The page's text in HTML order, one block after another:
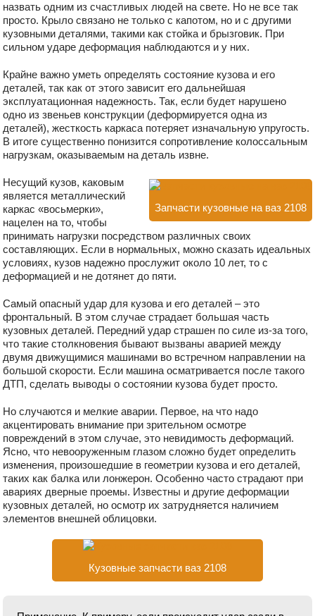
назвать одним из счастливых людей на свете. Но не все так
просто. Крыло связано не только с капотом, но и с другими
кузовными деталями, такими как стойка и брызговик. При
сильном ударе деформация наблюдаются и у них.
Крайне важно уметь определять состояние кузова и его
деталей, так как от этого зависит его дальнейшая
эксплуатационная надежность. Так, если будет нарушено
одно из звеньев конструкции (деформируется одна из
деталей), жесткость каркаса потеряет изначальную упругость.
В итоге существенно понизится сопротивление колоссальным
нагрузкам, оказываемым на деталь извне.
Запчасти кузовные на ваз 2108
Несущий кузов, каковым
является металлический
каркас «восьмерки»,
нацелен на то, чтобы
принимать нагрузки посредством различных своих
составляющих. Если в нормальных, можно сказать идеальных
условиях, кузов надежно прослужит около 10 лет, то с
деформацией и не дотянет до пяти.
Самый опасный удар для кузова и его деталей – это
фронтальный. В этом случае страдает большая часть
кузовных деталей. Передний удар страшен по силе из-за того,
что такие столкновения бывают вызваны аварией между
двумя движущимися машинами во встречном направлении на
большой скорости. Если машина осматривается после такого
ДТП, сделать выводы о состоянии кузова будет просто.
Но случаются и мелкие аварии. Первое, на что надо
акцентировать внимание при зрительном осмотре
повреждений в этом случае, это невидимость деформаций.
Ясно, что невооруженным глазом сложно будет определить
изменения, произошедшие в геометрии кузова и его деталей,
таких как балка или лонжерон. Особенно часто страдают при
авариях дверные проемы. Известны и другие деформации
кузовных деталей, но осмотр их затрудняется наличием
элементов внешней облицовки.
Кузовные запчасти ваз 2108